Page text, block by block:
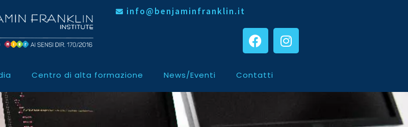
info@benjaminfranklin.it
Centro di alta formazione News/Eventi Contatti